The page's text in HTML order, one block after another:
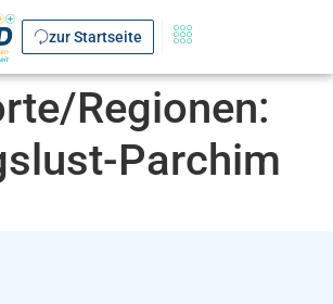
zur Startseite
Regionen:
Parchim